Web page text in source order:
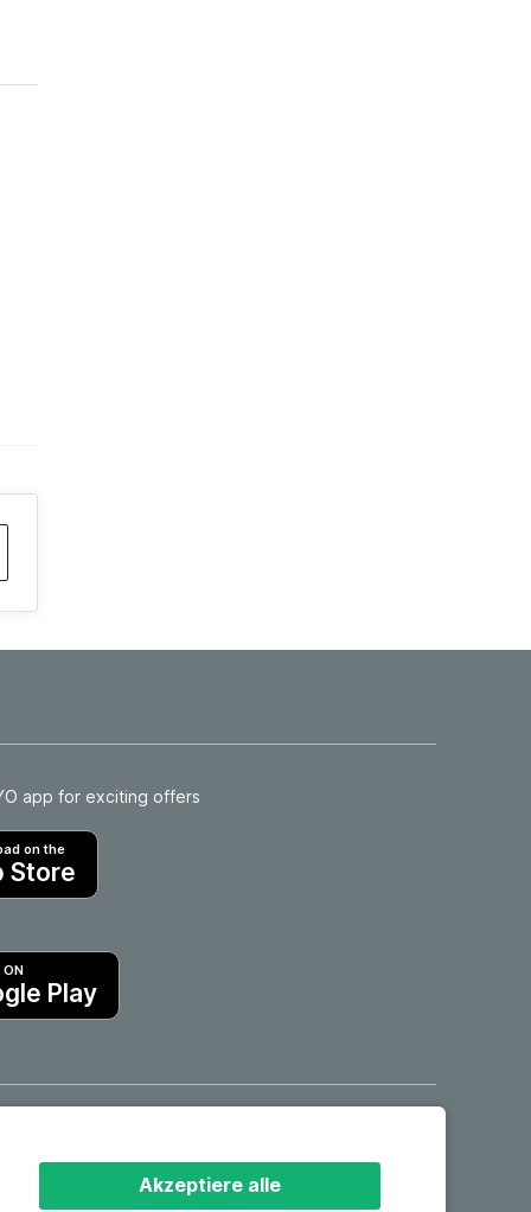
Akzeptiere alle
app for exciting offers
on the
Store
ON
Play
Hotels in Motril